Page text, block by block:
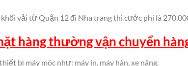
vải từ Quận 12 đi Nha trang thì cước phí là
hàng thường vận chuyển
bị máy móc như: máy in, máy hàn, xe nâng.